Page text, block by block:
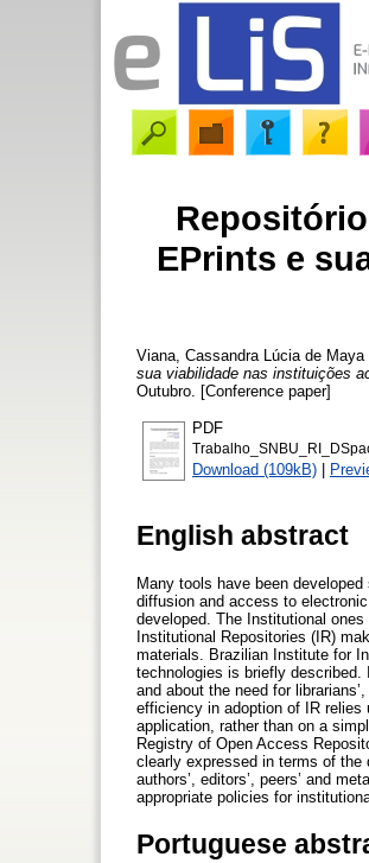
EPrints e
Viana, Cassandra Lúcia de Maya
sua viabilidade nas instituições
Outubro. [Conference paper]
PDF
Download (109kB) |
English abstract
Many tools have been
diffusion and access to
developed. The Institutional
Institutional Repositories (IR)
materials. Brazilian Institute for
technologies is briefly
and about the need for
efficiency in adoption of IR relies
application, rather than on a
Registry of Open Access
clearly expressed in terms of
authors’, editors’, peers’ and
appropriate policies for
Portuguese